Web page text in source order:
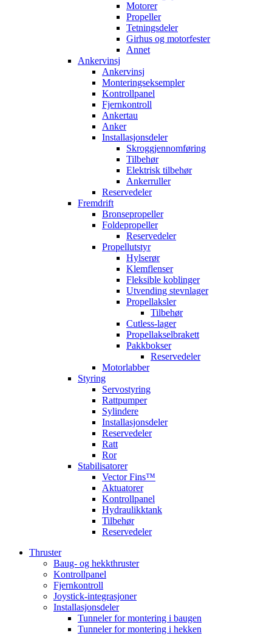
Motorer
Propeller
Tetningsdeler
Girhus og motorfester
Annet
Ankervinsj
Ankervinsj
Monteringseksempler
Kontrollpanel
Fjernkontroll
Ankertau
Anker
Installasjonsdeler
Skroggjennomføring
Tilbehør
Elektrisk tilbehør
Ankerruller
Reservedeler
Fremdrift
Bronsepropeller
Foldepropeller
Reservedeler
Propellutstyr
Hylserør
Klemflenser
Fleksible koblinger
Utvending stevnlager
Propellaksler
Tilbehør
Cutless-lager
Propellakselbrakett
Pakkbokser
Reservedeler
Motorlabber
Styring
Servostyring
Rattpumper
Sylindere
Installasjonsdeler
Reservedeler
Ratt
Ror
Stabilisatorer
Vector Fins™
Aktuatorer
Kontrollpanel
Hydraulikktank
Tilbehør
Reservedeler
Thruster
Baug- og hekkthruster
Kontrollpanel
Fjernkontroll
Joystick-integrasjoner
Installasjonsdeler
Tunneler for montering i baugen
Tunneler for montering i hekken